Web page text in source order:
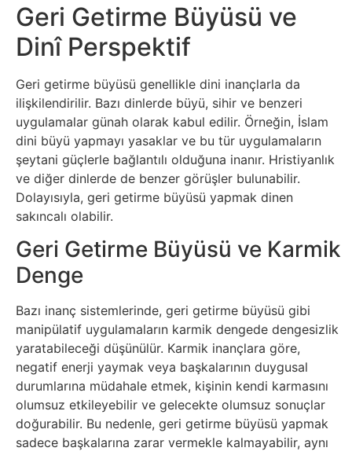
Kitap
Komedi
Kültür
Sanat
Metaverse
Mobil
Müzik
Nft
Oyun
Projeler
ve
Fikirler
Geri Getirme Büyüsü ve
Dinî Perspektif
Geri getirme büyüsü genellikle dini inançlarla da
ilişkilendirilir. Bazı dinlerde büyü, sihir ve benzeri
uygulamalar günah olarak kabul edilir. Örneğin, İslam
dini büyü yapmayı yasaklar ve bu tür uygulamaların
şeytani güçlerle bağlantılı olduğuna inanır. Hristiyanlık
ve diğer dinlerde de benzer görüşler bulunabilir.
Dolayısıyla, geri getirme büyüsü yapmak dinen
sakıncalı olabilir.
Geri Getirme Büyüsü ve Karmik
Denge
Bazı inanç sistemlerinde, geri getirme büyüsü gibi
manipülatif uygulamaların karmik dengede dengesizlik
yaratabileceği düşünülür. Karmik inançlara göre,
negatif enerji yaymak veya başkalarının duygusal
durumlarına müdahale etmek, kişinin kendi karmasını
olumsuz etkileyebilir ve gelecekte olumsuz sonuçlar
doğurabilir. Bu nedenle, geri getirme büyüsü yapmak
sadece başkalarına zarar vermekle kalmayabilir, aynı